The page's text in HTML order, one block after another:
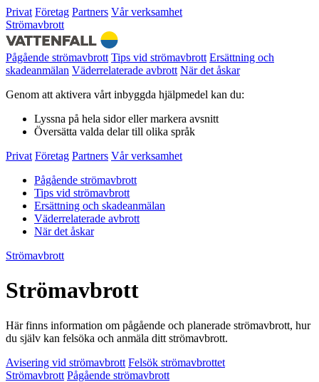
Privat Företag Partners Vår verksamhet
Strömavbrott
Pågående strömavbrott Tips vid strömavbrott Ersättning och
skadeanmälan Väderrelaterade avbrott När det åskar
Genom att aktivera vårt inbyggda hjälpmedel kan du:
Lyssna på hela sidor eller markera avsnitt
Översätta valda delar till olika språk
Privat Företag Partners Vår verksamhet
Pågående strömavbrott
Tips vid strömavbrott
Ersättning och skadeanmälan
Väderrelaterade avbrott
När det åskar
Strömavbrott
Strömavbrott
Här finns information om pågående och planerade strömavbrott, hur
du själv kan felsöka och anmäla ditt strömavbrott.
Avisering vid strömavbrott Felsök strömavbrottet
Strömavbrott Pågående strömavbrott